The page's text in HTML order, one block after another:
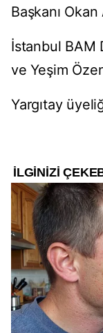
Başkanı
İstanbul BAM
ve Yeşim
Yargıtay